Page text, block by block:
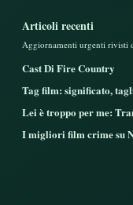
Articoli recenti
Aggiornamenti urgenti rivisti
Cast Di Fire Country
Tag film: significato,
Lei è troppo per me:
I migliori film crime su